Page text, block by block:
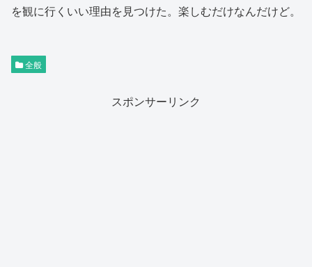
を観に行くいい理由を見つけた。楽しむだけなんだけど。
全般
スポンサーリンク